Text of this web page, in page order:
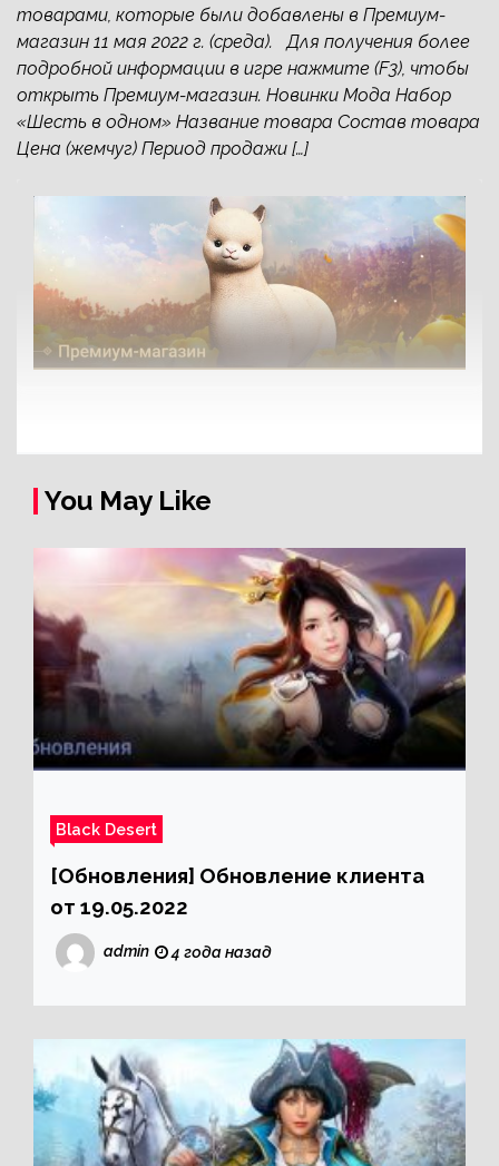
товарами, которые были добавлены в Премиум-
магазин 11 мая 2022 г. (среда). Для получения более
подробной информации в игре нажмите (F3), чтобы
открыть Премиум-магазин. Новинки Мода Набор
«Шесть в одном» Название товара Состав товара
Цена (жемчуг) Период продажи […]
You May Like
Black Desert
[Обновления] Обновление клиента
от 19.05.2022
admin 4 года назад